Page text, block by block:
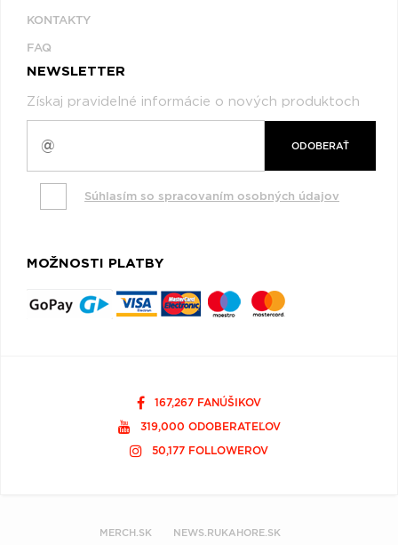
KONTAKTY
FAQ
NEWSLETTER
Získaj pravidelné informácie o nových produktoch
ODOBERAŤ
Súhlasím so spracovaním osobných údajov
MOŽNOSTI PLATBY
167,267 FANÚŠIKOV
319,000 ODOBERATEĽOV
50,177 FOLLOWEROV
MERCH.SK NEWS.RUKAHORE.SK